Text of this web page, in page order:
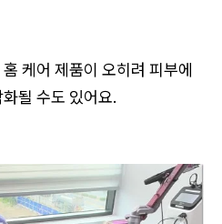
케어 제품이 오히려 피부에
될 수도 있어요.